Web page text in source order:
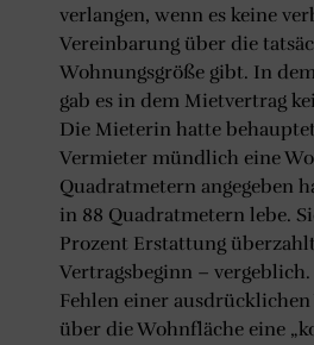
verlangen, wenn es keine
Vereinbarung über die
Wohnungsgröße gibt. In
gab es in dem Mietvertrag
Die Mieterin hatte
Vermieter mündlich eine
Quadratmetern angegeben
in 88 Quadratmetern lebe.
Prozent Erstattung
Vertragsbeginn –
Fehlen einer
über die Wohnfläche eine